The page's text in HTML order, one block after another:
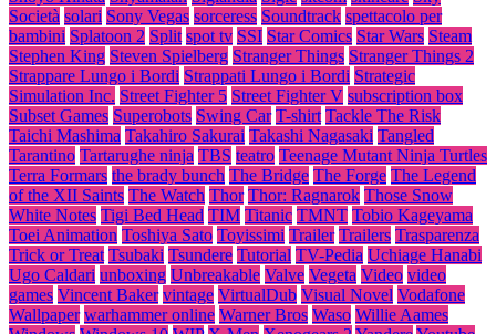
Società solari Sony Vegas sorceress Soundtrack spettacolo per
bambini Splatoon 2 Split spot tv SSI Star Comics Star Wars Steam
Stephen King Steven Spielberg Stranger Things Stranger Things 2
Strappare Lungo i Bordi Strappati Lungo i Bordi Strategic
Simulation Inc. Street Fighter 5 Street Fighter V subscription box
Subset Games Superobots Swing Car T-shirt Tackle The Risk
Taichi Mashima Takahiro Sakurai Takashi Nagasaki Tangled
Tarantino Tartarughe ninja TBS teatro Teenage Mutant Ninja Turtles
Terra Formars the brady bunch The Bridge The Forge The Legend
of the XII Saints The Watch Thor Thor: Ragnarok Those Snow
White Notes Tigi Bed Head TIM Titanic TMNT Tobio Kageyama
Toei Animation Toshiya Sato Toyissimi Trailer Trailers Trasparenza
Trick or Treat Tsubaki Tsundere Tutorial TV-Pedia Uchiage Hanabi
Ugo Caldari unboxing Unbreakable Valve Vegeta Video video
games Vincent Baker vintage VirtualDub Visual Novel Vodafone
Wallpaper warhammer online Warner Bros Waso Willie Aames